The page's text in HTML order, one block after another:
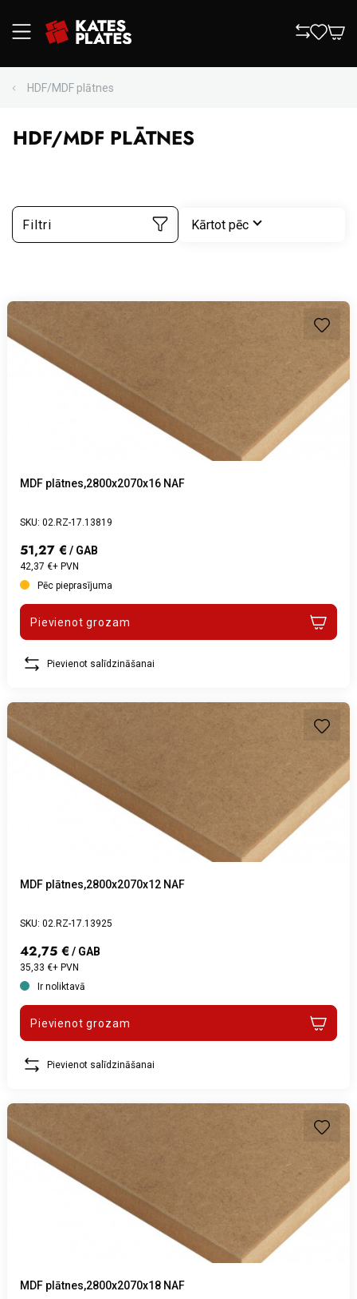
HDF/MDF plātnes
HDF/MDF PLĀTNES
Filtri Kārtot pēc
MDF plātnes,2800x2070x16 NAF
SKU: 02.RZ-17.13819
51,27 € / GAB
42,37 €+ PVN
Pēc pieprasījuma
Pievienot grozam
Pievienot salīdzināšanai
MDF plātnes,2800x2070x12 NAF
SKU: 02.RZ-17.13925
42,75 € / GAB
35,33 €+ PVN
Ir noliktavā
Pievienot grozam
Pievienot salīdzināšanai
MDF plātnes,2800x2070x18 NAF